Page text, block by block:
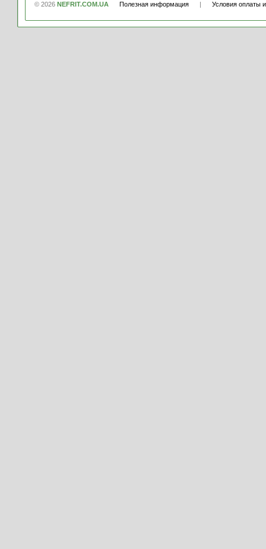
© 2026 NEFRIT.COM.UA Полезная информация | Условия оплаты